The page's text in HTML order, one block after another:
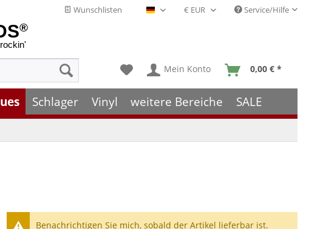
Wunschlisten Deutsch - DE Service/Hilfe
®
Mein Konto 0,00 € *
Schlager Vinyl weitere Bereiche SALE
Benachrichtigen Sie mich, sobald der Artikel lieferbar ist.